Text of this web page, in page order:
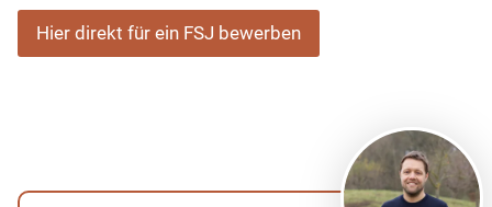
Hier direkt für ein FSJ bewerben